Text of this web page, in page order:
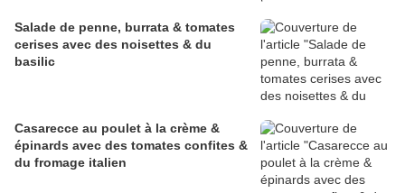
Salade de penne, burrata & tomates
cerises avec des noisettes & du
basilic
Casarecce au poulet à la crème &
épinards avec des tomates confites &
du fromage italien